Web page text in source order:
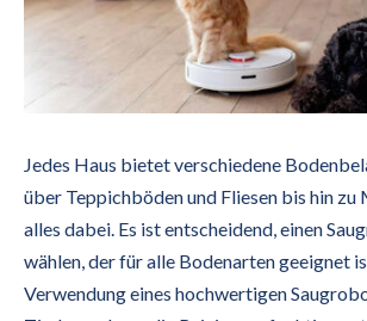
Jedes Haus bietet verschiedene
über Teppichböden und Fliesen bis hin
alles dabei. Es ist entscheidend, einen
wählen, der für alle Bodenarten geeignet
Verwendung eines hochwertigen